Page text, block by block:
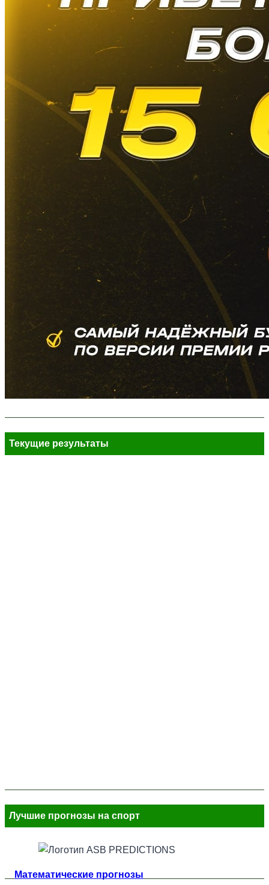
Текущие результаты
Лучшие прогнозы на спорт
Математические прогнозы